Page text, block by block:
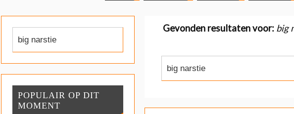
Gevonden resultaten voor: big
POPULAIR OP DIT
MOMENT